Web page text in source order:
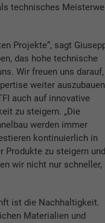
technisches
Projekte“, sagt
das hohe technische
Wir freuen uns darauf,
weiter
auch auf innovative
zu steigern. „Die
werden immer
kontinuierlich in
Produkte zu steigern und
wir nicht nur schneller,
ist die Nachhaltigkeit.
Materialien und